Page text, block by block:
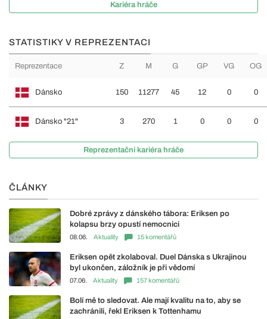
Kariéra hráče
STATISTIKY V REPREZENTACI
Reprezentace Z M G GP VG OG
Dánsko 150 11277 45 12 0 0
Dánsko "21" 3 270 1 0 0 0
Reprezentační kariéra hráče
ČLÁNKY
Dobré zprávy z dánského tábora: Eriksen po
kolapsu brzy opustí nemocnici
08.06. Aktuality 15 komentářů
Eriksen opět zkolaboval. Duel Dánska s Ukrajinou
byl ukončen, záložník je při vědomí
07.06. Aktuality 157 komentářů
Bolí mě to sledovat. Ale mají kvalitu na to, aby se
zachránili, řekl Eriksen k Tottenhamu